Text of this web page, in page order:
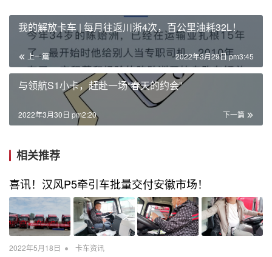
我的解放卡车 | 每月往返川浙4次，百公里油耗32L！
上一篇 2022年3月29日 pm3:45
与领航S1小卡，赶赴一场“春天的约会”
下一篇
2022年3月30日 pm2:20
相关推荐
喜讯！汉风P5牵引车批量交付安徽市场！
2022年5月18日 • 卡车资讯